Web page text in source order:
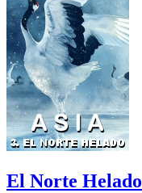
El Norte Helado